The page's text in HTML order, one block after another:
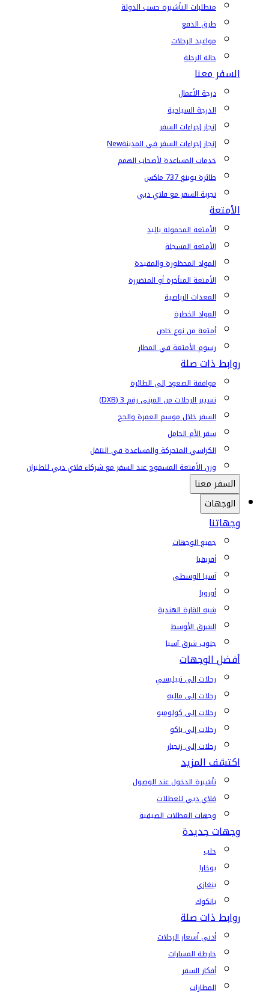
متطلبات التأشيرة حسب الدولة
طرق الدفع
مواعيد الرحلات
حالة الرحلة
السفر معنا
درجة الأعمال
الدرجة السياحية
إنجاز إجراءات السفر
إنجاز إجراءات السفر في المدينةNew
خدمات المساعدة لأصحاب الهمم
طائرة بوينغ 737 ماكس
تجربة السفر مع فلاي دبي
الأمتعة
الأمتعة المحمولة باليد
الأمتعة المسجلة
المواد المحظورة والمقيدة
الأمتعة المتأخرة أو المتضررة
المعدات الرياضية
المواد الخطرة
أمتعة من نوع خاص
رسوم الأمتعة في المطار
روابط ذات صلة
موافقة الصعود إلى الطائرة
تسيير الرحلات من المبنى رقم 3 (DXB)
السفر خلال موسم العمرة والحج
سفر الأم الحامل
الكراسي المتحركة والمساعدة في التنقل
وزن الأمتعة المسموح عند السفر مع شركاء فلاي دبي للطيران
السفر معنا
الوجهات
وجهاتنا
جميع الوجهات
أفريقيا
آسيا الوسطى
أوروبا
شبه القارة الهندية
الشرق الأوسط
جنوب شرق آسيا
أفضل الوجهات
رحلات إلى تبيليسي
رحلات إلى ماليه
رحلات إلى كولومبو
رحلات إلى باكو
رحلات إلى زنجبار
اكتشف المزيد
تأشيرة الدخول عند الوصول
فلاي دبي للعطلات
وجهات العطلات الصيفية
وجهات جديدة
حلب
بوخارا
بنغازي
بانكوك
روابط ذات صلة
أدنى أسعار الرحلات
خارطة المسارات
أفكار السفر
المطارات